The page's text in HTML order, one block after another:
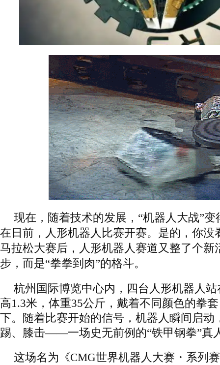
现在，随着技术的发展，“机器人大战”变
在日前，人形机器人比赛开赛。是的，你没
马拉松大赛后，人形机器人赛道又整了个新
步，而是“拳拳到肉”的格斗。
杭州国际博览中心内，四台人形机器人
高1.3米，体重35公斤，戴着不同颜色的拳
下。随着比赛开始的信号，机器人瞬间启动
踢、膝击——一场史无前例的“铁甲钢拳”真
这场名为《CMG世界机器人大赛・系列